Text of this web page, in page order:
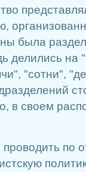
была
делились
"сотни",
в своем
проводить по